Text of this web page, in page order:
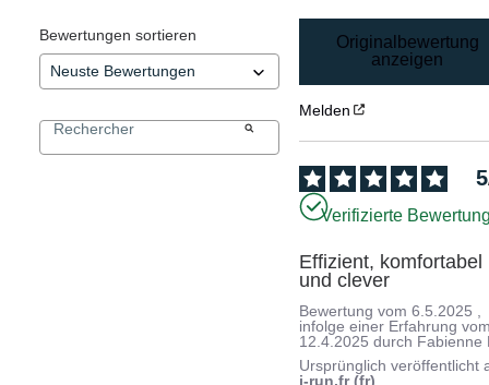
Bewertungen sortieren
Originalbewertung
anzeigen
Melden
5
Verifizierte
Effizient, komfortabel
und clever
Bewertung vom6.5.2025
infolge einer Erfahrung
12.4.2025 durch Fabienne
Ursprünglich veröffentlicht
i-run.fr (fr)